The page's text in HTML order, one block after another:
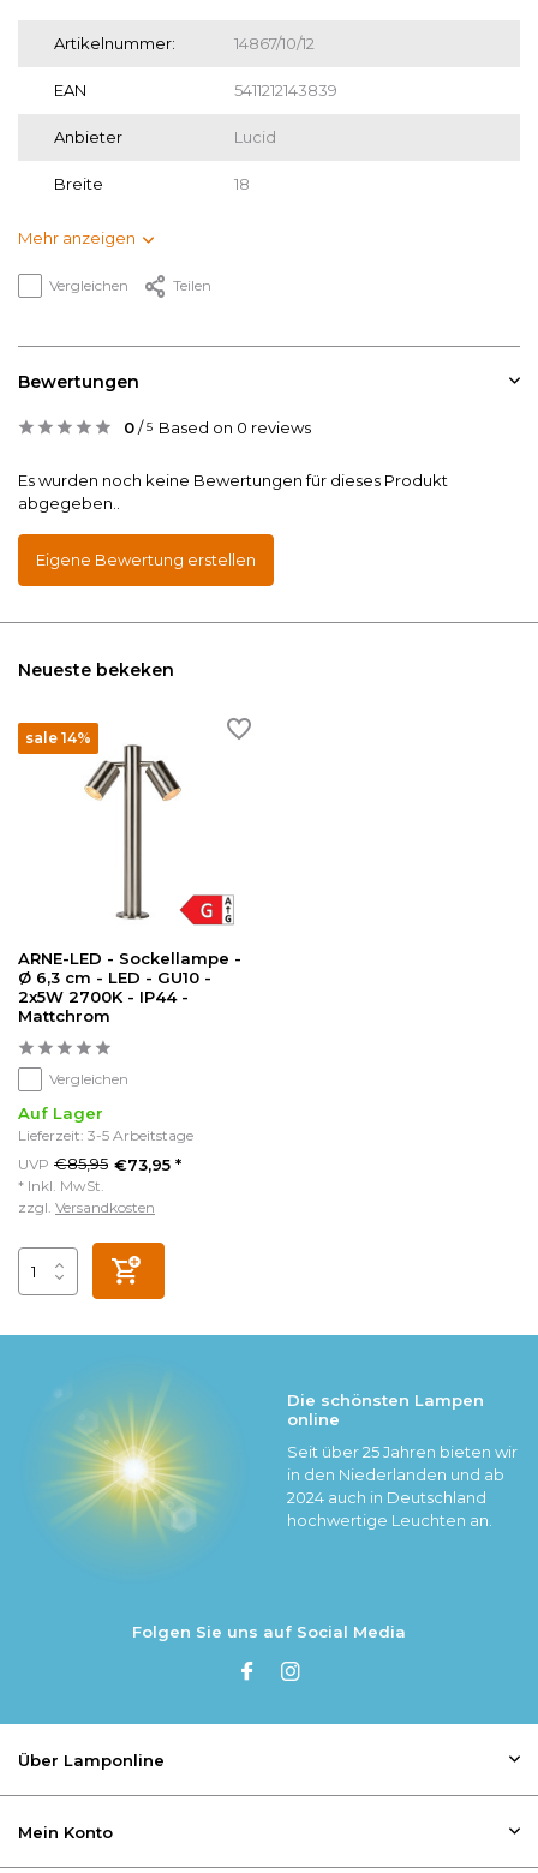
Artikelnummer: 14867/10/12
EAN 5411212143839
Anbieter Lucid
Breite 18
Mehr anzeigen
Vergleichen Teilen
Bewertungen
0/5 Based on 0 reviews
Es wurden noch keine Bewertungen für dieses Produkt
abgegeben..
Eigene Bewertung erstellen
Neueste bekeken
sale 14%
ARNE-LED - Sockellampe -
Ø 6,3 cm - LED - GU10 -
2x5W 2700K - IP44 -
Mattchrom
Vergleichen
Auf Lager
Lieferzeit: 3-5 Arbeitstage
UVP €85,95 €73,95 *
* Inkl. MwSt.
zzgl. Versandkosten
Die schönsten Lampen
online
Seit über 25 Jahren bieten wir
in den Niederlanden und ab
2024 auch in Deutschland
hochwertige Leuchten an.
Folgen Sie uns auf Social Media
Über Lamponline
Mein Konto